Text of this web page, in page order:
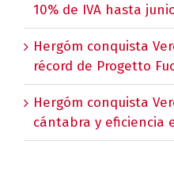
10% de IVA hasta
Hergóm conquista
récord de Progetto
Hergóm conquista
cántabra y eficiencia